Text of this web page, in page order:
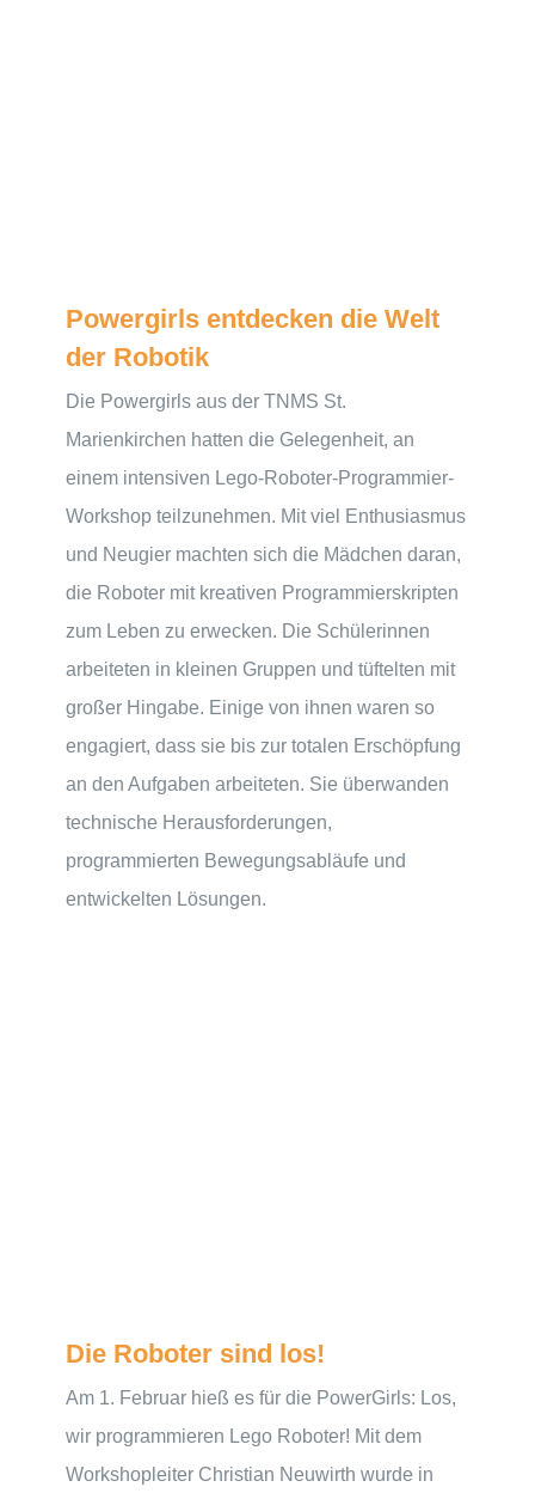
Powergirls entdecken die Welt
der Robotik
Die Powergirls aus der TNMS St.
Marienkirchen hatten die Gelegenheit, an
einem intensiven Lego-Roboter-Programmier-
Workshop teilzunehmen. Mit viel Enthusiasmus
und Neugier machten sich die Mädchen daran,
die Roboter mit kreativen Programmierskripten
zum Leben zu erwecken. Die Schülerinnen
arbeiteten in kleinen Gruppen und tüftelten mit
großer Hingabe. Einige von ihnen waren so
engagiert, dass sie bis zur totalen Erschöpfung
an den Aufgaben arbeiteten. Sie überwanden
technische Herausforderungen,
programmierten Bewegungsabläufe und
entwickelten Lösungen.
Die Roboter sind los!
Am 1. Februar hieß es für die PowerGirls: Los,
wir programmieren Lego Roboter! Mit dem
Workshopleiter Christian Neuwirth wurde in